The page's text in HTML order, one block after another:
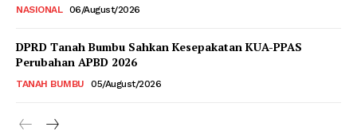
NASIONAL 06/August/2026
DPRD Tanah Bumbu Sahkan Kesepakatan KUA-PPAS
Perubahan APBD 2026
TANAH BUMBU 05/August/2026